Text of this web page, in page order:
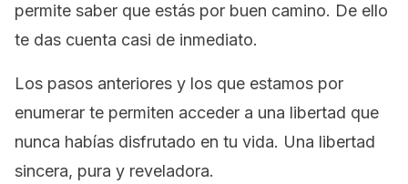
permite saber que estás por buen camino. De ello
te das cuenta casi de inmediato.
Los pasos anteriores y los que estamos por
enumerar te permiten acceder a una libertad que
nunca habías disfrutado en tu vida. Una libertad
sincera, pura y reveladora.